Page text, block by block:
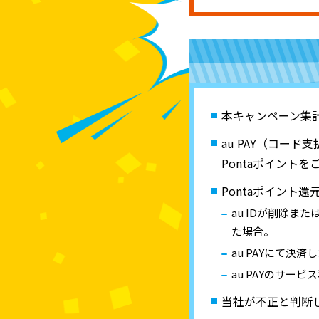
本キャンペーン集
au PAY（コード
Pontaポイントを
Pontaポイント還
au IDが削除また
た場合。
au PAYにて決済
au PAYのサービ
当社が不正と判断